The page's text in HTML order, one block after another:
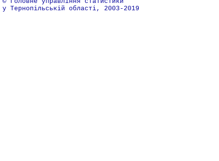
у Тернопільській області, 2003-2019